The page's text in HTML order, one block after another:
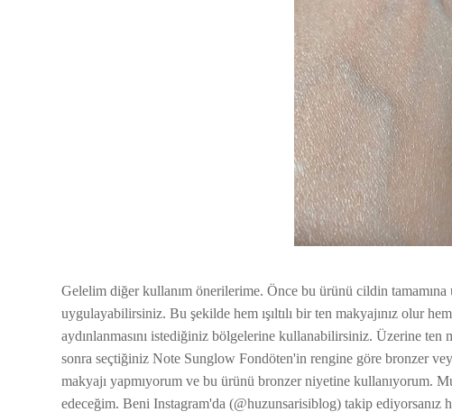
Gelelim diğer kullanım önerilerime. Önce bu ürünü cildin
uygulayabilirsiniz. Bu şekilde hem ışıltılı bir ten makyajınız olur
aydınlanmasını istediğiniz bölgelerine kullanabilirsiniz. Üzerine
sonra seçtiğiniz Note Sunglow Fondöten'in rengine göre bronzer
makyajı yapmıyorum ve bu ürünü bronzer niyetine kullanıyorum.
edeceğim. Beni Instagram'da (@huzunsarisiblog) takip ediyorsanız